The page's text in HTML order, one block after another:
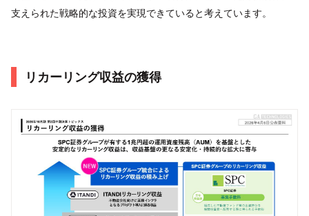
支えられた戦略的な投資を実現できていると考えています。
リカーリング収益の獲得